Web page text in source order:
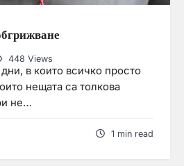
448 Views
в които всичко просто
нещата са толкова
не…
1 min read